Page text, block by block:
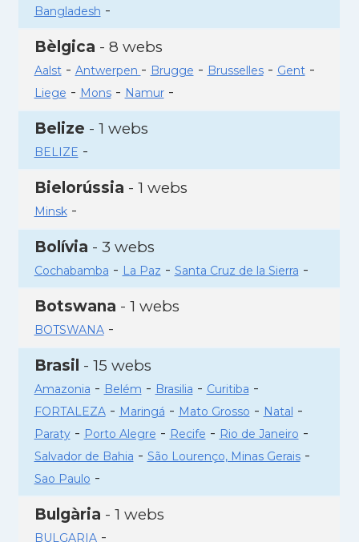
Bangladesh -
Bèlgica - 8 webs
Aalst- Antwerpen - Brugge - Brusselles- Gent-
Liege - Mons- Namur-
Belize - 1 webs
BELIZE -
Bielorússia - 1 webs
Minsk-
Bolívia - 3 webs
Cochabamba - La Paz - Santa Cruz de la Sierra -
Botswana - 1 webs
BOTSWANA-
Brasil - 15 webs
Amazonia - Belém - Brasilia - Curitiba -
FORTALEZA- Maringá - Mato Grosso - Natal -
Paraty- Porto Alegre - Recife - Rio de Janeiro -
Salvador de Bahia - São Lourenço, Minas Gerais-
Sao Paulo -
Bulgària - 1 webs
BULGARIA-